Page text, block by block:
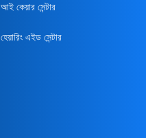
আই কেয়ার সেন্টার
হেয়ারিং এইড সেন্টার